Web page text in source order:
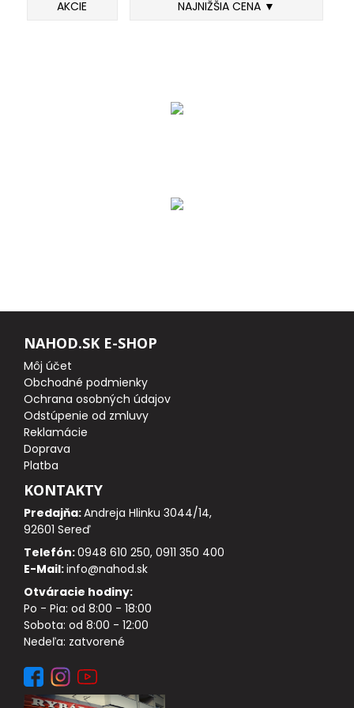
AKCIE NAJNIŽŠIA CENA ▼
NAHOD.SK E-SHOP
Môj účet
Obchodné podmienky
Ochrana osobných údajov
Odstúpenie od zmluvy
Reklamácie
Doprava
Platba
KONTAKTY
Predajňa:Andreja Hlinku 3044/14,
92601 Sereď
Telefón:0948 610 250, 0911 350 400
E-Mail:info@nahod.sk
Otváracie hodiny:
Po - Pia: od 8:00 - 18:00
Sobota: od 8:00 - 12:00
Nedeľa: zatvorené
SUMCOVÉ A MORSKÉ PRÚTY
MATCHOVÉ A BOLOGNESOVÉ PRÚTY
CESTOVNÉ PRÚTY
DOPLNKY K PRÚTOM
Udice na dierky
NAVIJAKY
PREDNÁ BRZDA
BAITRUNNER
MULTIPLIKÁTORY
NÁHRADNÉ CIEVKY